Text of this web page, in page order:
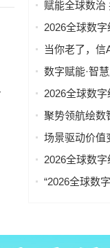
赋能全球数治
经济治理与领
2026全球数
北京隆重举行
当你老了，信
论坛上，这个
数字赋能·智
2026全球数
2026全球数
坛 “知识产权
聚势领航绘数
大会物联网与
场景驱动价值
2026全球数字
2026全球数
作论坛在京举
“2026全球数